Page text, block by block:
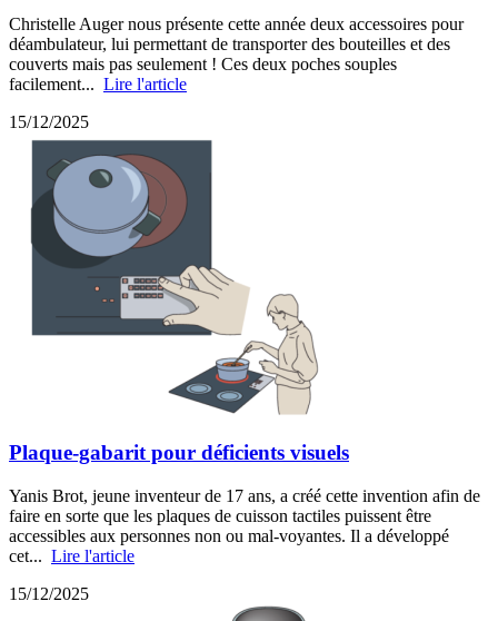
Christelle Auger nous présente cette année deux accessoires pour
déambulateur, lui permettant de transporter des bouteilles et des
couverts mais pas seulement ! Ces deux poches souples
facilement... Lire l'article
15/12/2025
Plaque-gabarit pour déficients visuels
Yanis Brot, jeune inventeur de 17 ans, a créé cette invention afin de
faire en sorte que les plaques de cuisson tactiles puissent être
accessibles aux personnes non ou mal-voyantes. Il a développé
cet... Lire l'article
15/12/2025